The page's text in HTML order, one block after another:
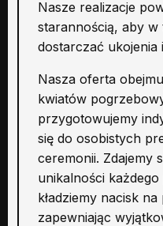
Nasze realizacje
starannością, aby
dostarczać ukojenia
Nasza oferta
kwiatów
przygotowujemy
się do osobistych
ceremonii. Zdajemy
unikalności
kładziemy nacisk
zapewniając